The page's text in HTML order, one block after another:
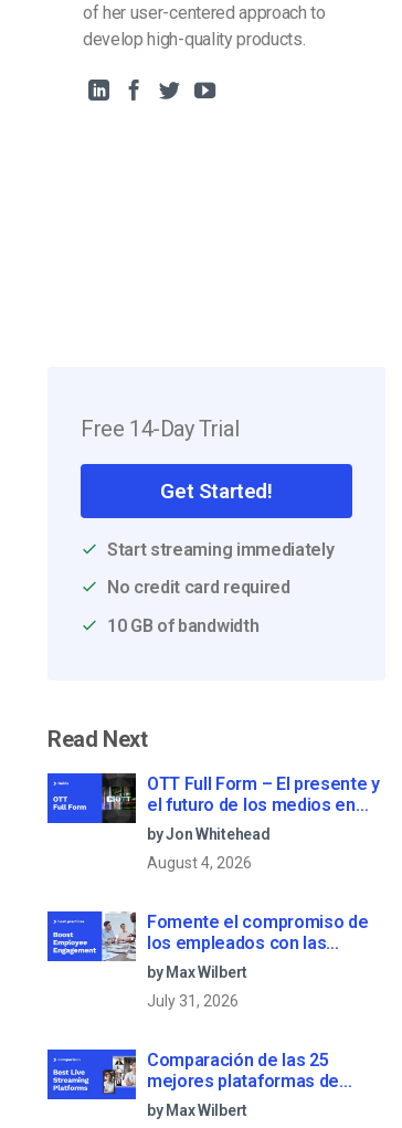
of her user-centered approach to
develop high-quality products.
Free 14-Day Trial
Get Started!
Start streaming immediately
No credit card required
10 GB of bandwidth
Read Next
OTT Full Form – El presente y
el futuro de los medios en
streaming
by Jon Whitehead
August 4, 2026
Fomente el compromiso de
los empleados con las
comunicaciones corporativas
en directo
by Max Wilbert
July 31, 2026
Comparación de las 25
mejores plataformas de
streaming en directo en 2025
by Max Wilbert